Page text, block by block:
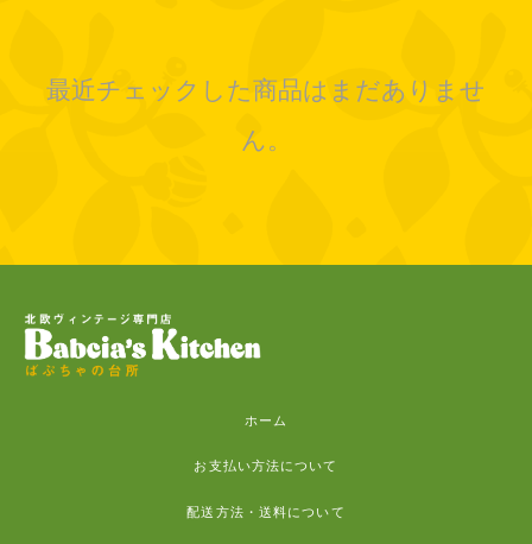
最近チェックした商品はまだありませ
ん。
ホーム
お支払い方法について
配送方法・送料について